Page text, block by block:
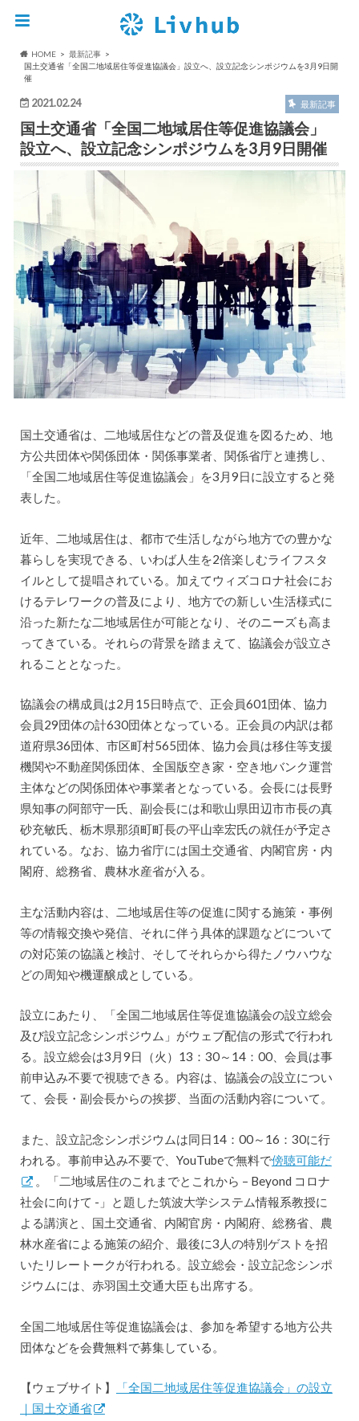
HOME
最新記事
国土交通省「全国二地域居住等促進協議会」設立へ、設立記念シンポジウムを3月9日開
催
2021.02.24 最新記事
国土交通省「全国二地域居住等促進協議会」
設立へ、設立記念シンポジウムを3月9日開催
国土交通省は、二地域居住などの普及促進を図るため、地
方公共団体や関係団体・関係事業者、関係省庁と連携し、
「全国二地域居住等促進協議会」を3月9日に設立すると発
表した。
近年、二地域居住は、都市で生活しながら地方での豊かな
暮らしを実現できる、いわば人生を2倍楽しむライフスタ
イルとして提唱されている。加えてウィズコロナ社会にお
けるテレワークの普及により、地方での新しい生活様式に
沿った新たな二地域居住が可能となり、そのニーズも高ま
ってきている。それらの背景を踏まえて、協議会が設立さ
れることとなった。
協議会の構成員は2月15日時点で、正会員601団体、協力
会員29団体の計630団体となっている。正会員の内訳は都
道府県36団体、市区町村565団体、協力会員は移住等支援
機関や不動産関係団体、全国版空き家・空き地バンク運営
主体などの関係団体や事業者となっている。会長には長野
県知事の阿部守一氏、副会長には和歌山県田辺市市長の真
砂充敏氏、栃木県那須町町長の平山幸宏氏の就任が予定さ
れている。なお、協力省庁には国土交通省、内閣官房・内
閣府、総務省、農林水産省が入る。
主な活動内容は、二地域居住等の促進に関する施策・事例
等の情報交換や発信、それに伴う具体的課題などについて
の対応策の協議と検討、そしてそれらから得たノウハウな
どの周知や機運醸成としている。
設立にあたり、「全国二地域居住等促進協議会の設立総会
及び設立記念シンポジウム」がウェブ配信の形式で行われ
る。設立総会は3月9日（火）13：30～14：00、会員は事
前申込み不要で視聴できる。内容は、協議会の設立につい
て、会長・副会長からの挨拶、当面の活動内容について。
また、設立記念シンポジウムは同日14：00～16：30に行
われる。事前申込み不要で、YouTubeで無料で傍聴可能だ
。「二地域居住のこれまでとこれから – Beyond コロナ
社会に向けて -」と題した筑波大学システム情報系教授に
よる講演と、国土交通省、内閣官房・内閣府、総務省、農
林水産省による施策の紹介、最後に3人の特別ゲストを招
いたリレートークが行われる。設立総会・設立記念シンポ
ジウムには、赤羽国土交通大臣も出席する。
全国二地域居住等促進協議会は、参加を希望する地方公共
団体などを会費無料で募集している。
【ウェブサイト】
「全国二地域居住等促進協議会」の設立
｜国土交通省